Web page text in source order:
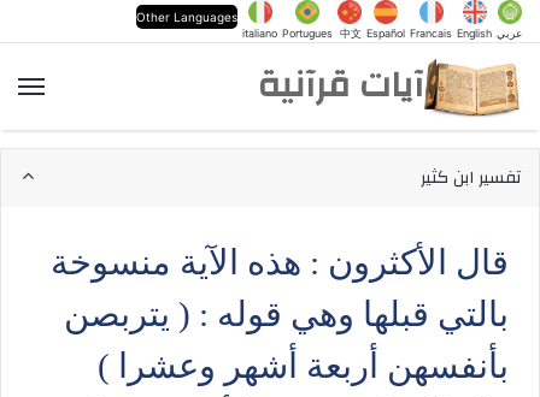
عربي English
Francais
Español
中文
Portugues
italiano
Other Languages
آيات قرآنية
تفسير ابن كثير
قال الأكثرون : هذه الآية منسوخة
بالتي قبلها وهي قوله : ( يتربصن
بأنفسهن أربعة أشهر وعشرا )